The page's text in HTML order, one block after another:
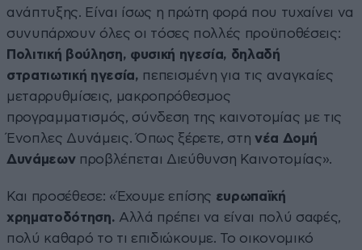
ανάπτυξης. Είναι ίσως η πρώτη φορά που τυχαίνει να
συνυπάρχουν όλες οι τόσες πολλές προϋποθέσεις:
Πολιτική βούληση, φυσική ηγεσία, δηλαδή
στρατιωτική ηγεσία, πεπεισμένη για τις αναγκαίες
μεταρρυθμίσεις, μακροπρόθεσμος
προγραμματισμός, σύνδεση της καινοτομίας με τις
Ένοπλες Δυνάμεις. Όπως ξέρετε, στη νέα Δομή
Δυνάμεωνπροβλέπεται Διεύθυνση Καινοτομίας».
Και προσέθεσε: «Έχουμε επίσης ευρωπαϊκή
χρηματοδότηση. Αλλά πρέπει να είναι πολύ σαφές,
πολύ καθαρό το τι επιδιώκουμε. Το οικονομικό